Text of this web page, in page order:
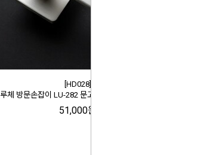
[HD028]
루체 방문손잡이 LU-282 문고리 문손잡이 도어락
51,000원